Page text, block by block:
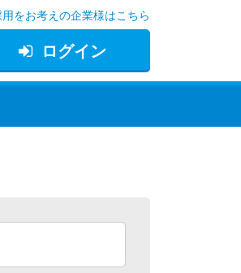
ログイン
用をお考えの企業様はこちら